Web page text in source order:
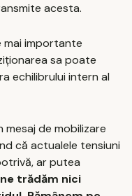
acesta.
mai importante
sa poate
echilibrului intern al
mesaj de mobilizare
că actualele tensiuni
ar putea
ne trădăm nici